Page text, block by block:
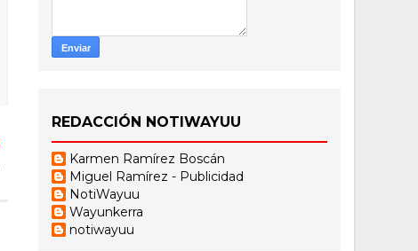
REDACCIÓN NOTIWAYUU
Karmen Ramírez Boscán
Miguel Ramírez - Publicidad
NotiWayuu
Wayunkerra
notiwayuu